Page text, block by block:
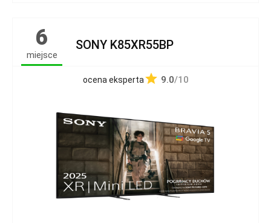
6
miejsce
SONY K85XR55BP
ocena eksperta 9.0/10